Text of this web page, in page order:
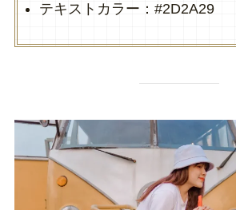
テキストカラー：#2D2A29